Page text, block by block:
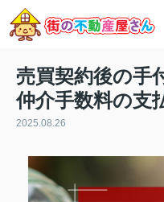
売買契約後の手
仲介手数料の支
2025.08.26